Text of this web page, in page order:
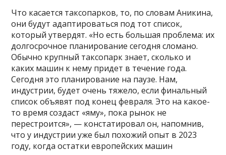
Что касается таксопарков, то, по словам Аникина,
они будут адаптироваться под тот список,
который утвердят. «Но есть большая проблема: их
долгосрочное планирование сегодня сломано.
Обычно крупный таксопарк знает, сколько и
каких машин к нему придет в течение года.
Сегодня это планирование на паузе. Нам,
индустрии, будет очень тяжело, если финальный
список объявят под конец февраля. Это на какое-
то время создаст «яму», пока рынок не
перестроится», — констатировал он, напомнив,
что у индустрии уже был похожий опыт в 2023
году, когда остатки европейских машин